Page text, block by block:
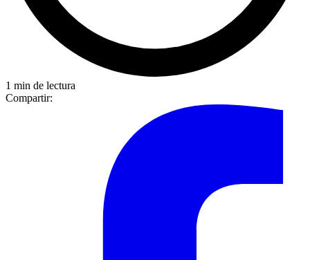
1 min de lectura
Compartir: